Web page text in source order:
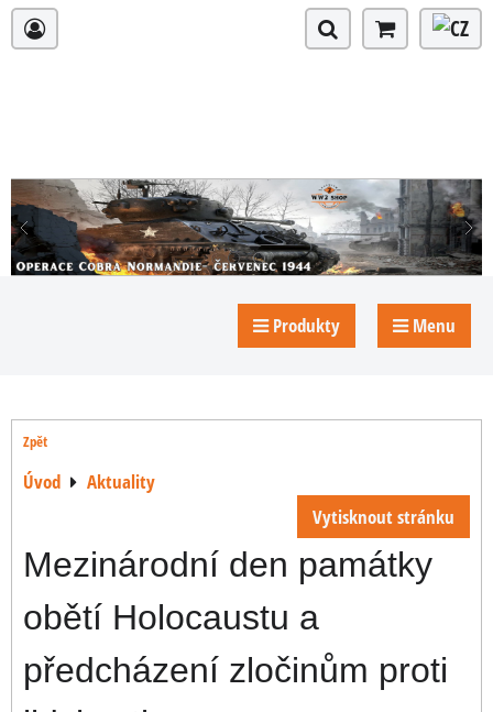
Produkty Menu
Zpět
Úvod
Aktuality
Vytisknout stránku
Mezinárodní den památky
obětí Holocaustu a
předcházení zločinům proti